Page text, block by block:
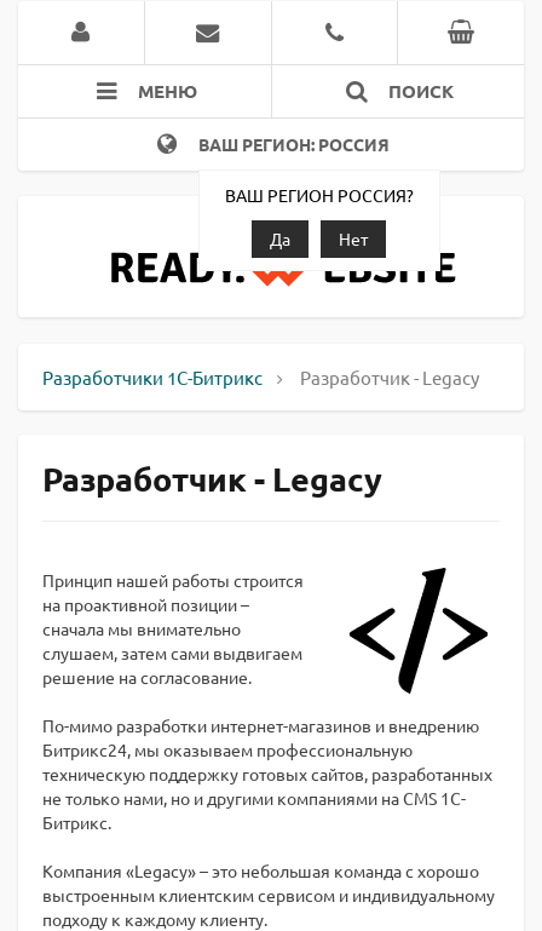
МЕНЮ ПОИСК
ВАШ РЕГИОН: РОССИЯ
ВАШ РЕГИОН РОССИЯ?
Да
Нет
Разработчики 1С-Битрикс Разработчик - Legacy
Разработчик - Legacy
Принцип нашей работы строится
на проактивной позиции –
сначала мы внимательно
слушаем, затем сами выдвигаем
решение на согласование.
По-мимо разработки интернет-магазинов и внедрению
Битрикс24, мы оказываем профессиональную
техническую поддержку готовых сайтов, разработанных
не только нами, но и другими компаниями на CMS 1С-
Битрикс.
Компания «Legacy» – это небольшая команда с хорошо
выстроенным клиентским сервисом и индивидуальному
подходу к каждому клиенту.